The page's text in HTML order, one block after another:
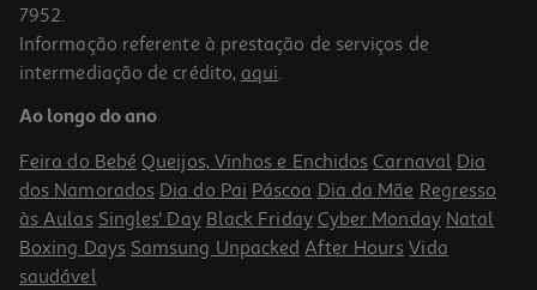
Livro O Pior Livro Do Mundo
11.61 €/un
PVP de editor
11,61 €
7952.
Informação referente à prestação de serviços de
intermediação de crédito, aqui.
Ao longo do ano
Feira do Bebé Queijos, Vinhos e Enchidos Carnaval Dia
dos Namorados Dia do Pai Páscoa Dia da Mãe Regresso
às Aulas Singles' Day Black Friday Cyber Monday Natal
Boxing Days Samsung Unpacked After Hours Vida
saudável